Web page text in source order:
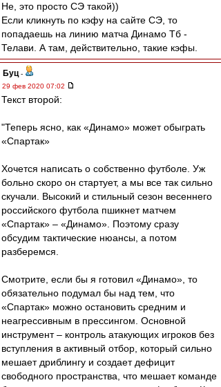
Не, это просто СЭ такой))
Если кликнуть по кэфу на сайте СЭ, то
попадаешь на линию матча Динамо Тб -
Телави. А там, действительно, такие кэфы.
Буц -
29 фев 2020 07:02
Текст второй:
"Теперь ясно, как «Динамо» может обыграть
«Спартак»
Хочется написать о собственно футболе. Уж
больно скоро он стартует, а мы все так сильно
скучали. Высокий и стильный сезон весеннего
российского футбола пшикнет матчем
«Спартак» – «Динамо». Поэтому сразу
обсудим тактические нюансы, а потом
разберемся.
Смотрите, если бы я готовил «Динамо», то
обязательно подумал бы над тем, что
«Спартак» можно остановить средним и
неагрессивным в прессингом. Основной
инструмент – контроль атакующих игроков без
вступления в активный отбор, который сильно
мешает дриблингу и создает дефицит
свободного пространства, что мешает команде